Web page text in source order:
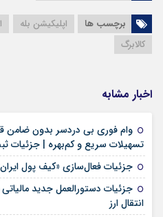
برچسب ها اپلیکیشن بله
کالابرگ
اخبار مشابه
وام فوری بی دردسر بدون ضامن
تسهیلات سریع و کم‌بهره | جزئیات
جزئیات فعال‌سازی «کیف پول
جزئیات دستورالعمل جدید
انتقال ارز